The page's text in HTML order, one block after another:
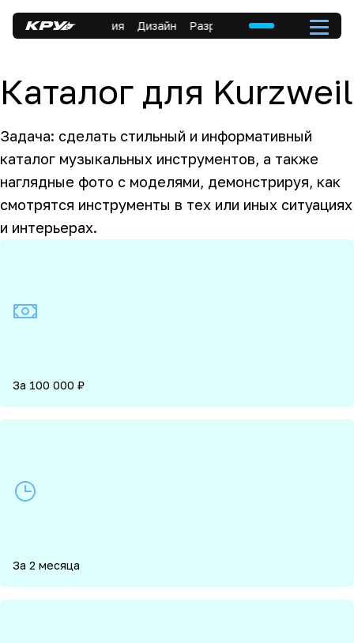
Дизайн Разработка Коммуникация
Каталог для Kurzweil
Задача: сделать стильный и информативный
каталог музыкальных инструментов, а также
наглядные фото с моделями, демонстрируя, как
смотрятся инструменты в тех или иных ситуациях
и интерьерах.
За 100 000 ₽
За 2 месяца